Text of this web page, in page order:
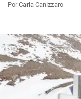
Por Carla Canizzaro